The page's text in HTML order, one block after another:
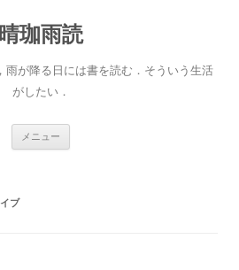
晴珈雨読
雨が降る日には書を読む．そういう生活
がしたい．
メニュー
ブ